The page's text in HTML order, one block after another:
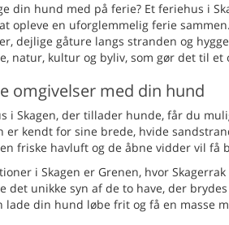
din hund med på ferie? Et feriehus i
opleve en uforglemmelig ferie
dejlige gåture langs stranden og
natur, kultur og byliv, som gør det til
omgivelser med din hund
i Skagen, der tillader hunde, får du
er kendt for sine brede, hvide
friske havluft og de åbne vidder vil
i Skagen er Grenen, hvor
det unikke syn af de to have, der
lade din hund løbe frit og få en masse